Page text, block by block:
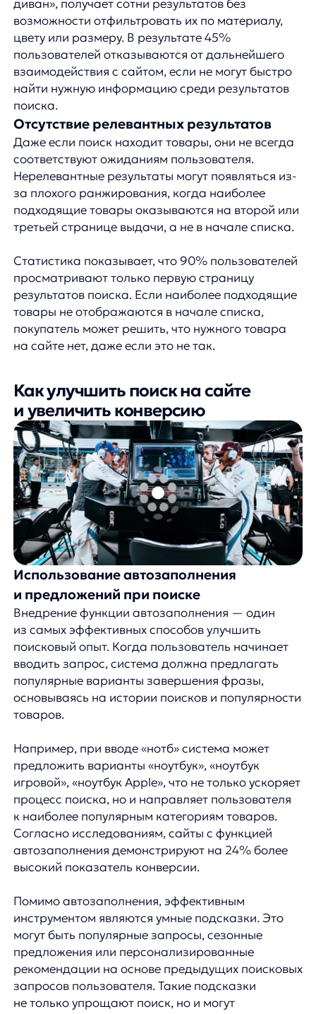
и увеличить конверсию
Использование автозаполнения
и предложений при поиске
Внедрение функции автозаполнения — один
из самых эффективных способов улучшить
поисковый опыт. Когда пользователь начинает
вводить запрос, система должна предлагать
основываясь на истории поисков и популярности
товаров.
Например, при вводе «нотб» система может
предложить варианты «ноутбук», «ноутбук
игровой», «ноутбук Apple», что не только ускоряет
процесс поиска, но и направляет пользователя
к наиболее популярным категориям товаров.
автозаполнения демонстрируют на 24% более
высокий показатель конверсии.
Помимо автозаполнения, эффективным
инструментом являются умные подсказки. Это
могут быть популярные запросы, сезонные
предложения или персонализированные
рекомендации на основе предыдущих поисковых
запросов пользователя. Такие подсказки
не только упрощают поиск, но и могут
стимулировать интерес к товарам, о которых
покупатель изначально не задумывался.
Исправление ошибок и понимание
синонимов
Современная поисковая система должна уметь
распознавать и исправлять распространенные
опечатки, учитывать ошибки раскладки
клавиатуры и понимать синонимы. Например,
запросы «телефон», «смартфон», «мобильный»
должны приводить к одинаковым результатам.
Интеграция словаря синонимов и алгоритмов
нечеткого поиска позволяет системе находить
релевантные товары даже при неточных
поисковые системы с функцией исправления
ошибок увеличивают конверсию на 18%
по сравнению с базовыми решениями.
Особенно важно учитывать региональные
особенности языка и специфические термины
в вашей отрасли. Например, в разных регионах
одни и те же предметы могут называться по-
разному: «пакет» и «кулек», «шаурма»
учитывать эти нюансы для обеспечения
максимальной эффективности.
Навигация и фильт рация
После получения результатов поиска
пользователю необходимы инструменты для
их уточнения. Продуманная система фильтров
значительно упрощает процесс выбора
и увеличивает вероятность совершения покупки.